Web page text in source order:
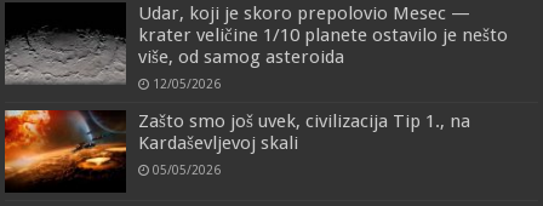
Udar, koji je skoro prepolovio Mesec —
krater veličine 1/10 planete ostavilo je nešto
više, od samog asteroida
12/05/2026
Zašto smo još uvek, civilizacija Tip 1., na
Kardaševljevoj skali
05/05/2026